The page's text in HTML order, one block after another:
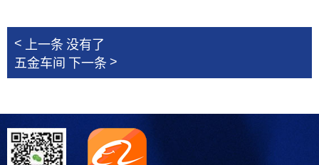
< 上一条 没有了
五金车间
下一条 >